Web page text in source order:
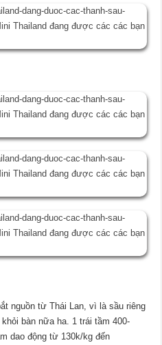
nguồn từ Thái Lan, vì là sầu riêng
bàn nữa ha. 1 trái tầm 400-
dao động từ 130k/kg đến